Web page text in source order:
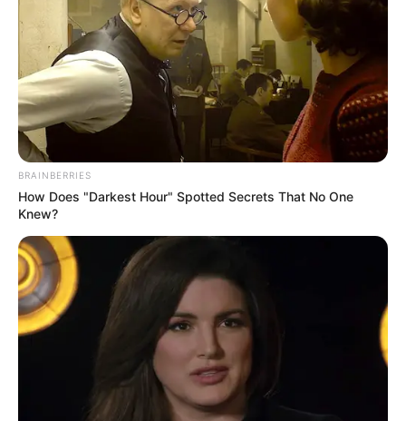
BRAINBERRIES
How Does "Darkest Hour" Spotted Secrets That No One
Knew?